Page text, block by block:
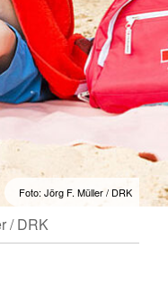
Foto: Jörg F. Müller / DRK
/ DRK